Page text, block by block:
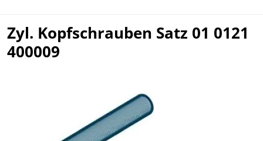
Zyl. Kopfschrauben Satz 01 0121
400009